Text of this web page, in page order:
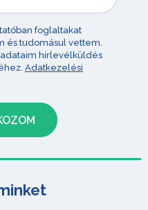
foglaltakat
és tudomásul vettem.
hírlevélküldés
Adatkezelési